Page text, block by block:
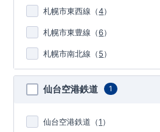
札幌市東西線 （4）
札幌市東豊線 （6）
札幌市南北線 （5）
仙台空港鉄道 1
仙台空港鉄道 （1）